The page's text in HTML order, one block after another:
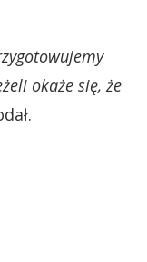
okaże się, że